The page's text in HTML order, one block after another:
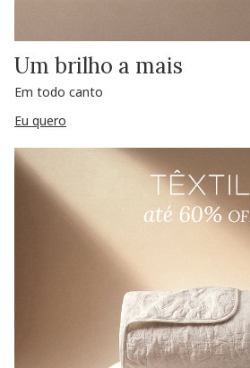
Um brilho a mais
Em todo canto
Eu quero